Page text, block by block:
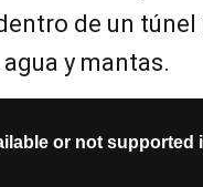
de un túnel
y mantas.